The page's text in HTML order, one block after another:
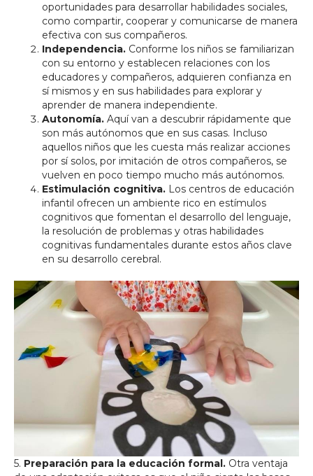
oportunidades para desarrollar habilidades sociales,
como compartir, cooperar y comunicarse de manera
efectiva con sus compañeros.
Independencia. Conforme los niños se familiarizan
con su entorno y establecen relaciones con los
educadores y compañeros, adquieren confianza en
sí mismos y en sus habilidades para explorar y
aprender de manera independiente.
Autonomía. Aquí van a descubrir rápidamente que
son más autónomos que en sus casas. Incluso
aquellos niños que les cuesta más realizar acciones
por sí solos, por imitación de otros compañeros, se
vuelven en poco tiempo mucho más autónomos.
Estimulación cognitiva. Los centros de educación
infantil ofrecen un ambiente rico en estímulos
cognitivos que fomentan el desarrollo del lenguaje,
la resolución de problemas y otras habilidades
cognitivas fundamentales durante estos años clave
en su desarrollo cerebral.
5. Preparación para la educación formal. Otra ventaja